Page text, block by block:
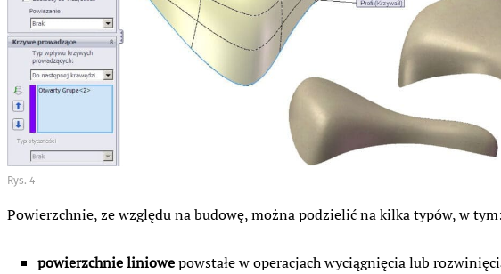
Rys. 4
Powierzchnie, ze względu na budowę, można podzielić na kilka typów, w tym:
powierzchnie liniowepowstałe w operacjach wyciągnięcia lub